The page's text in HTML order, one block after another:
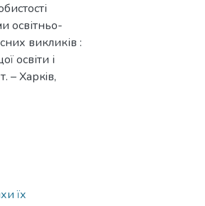
освітньо-
викликів :
освіти і
– Харкiв,
їх